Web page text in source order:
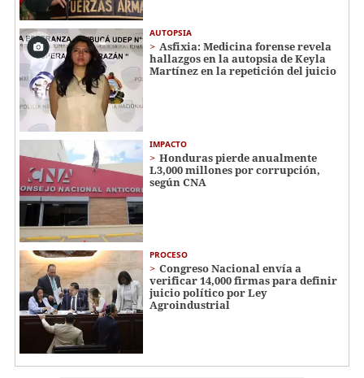
AUTOPSIA
Asfixia: Medicina forense revela
hallazgos en la autopsia de Keyla
Martínez en la repetición del juicio
IMPACTO
Honduras pierde anualmente
L3,000 millones por corrupción,
según CNA
PROCESO
Congreso Nacional envía a
verificar 14,000 firmas para definir
juicio político por Ley
Agroindustrial